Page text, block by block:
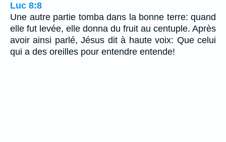
Luc 8:8
Une autre partie tomba dans la bonne terre: quand
elle fut levée, elle donna du fruit au centuple. Après
avoir ainsi parlé, Jésus dit à haute voix: Que celui
qui a des oreilles pour entendre entende!